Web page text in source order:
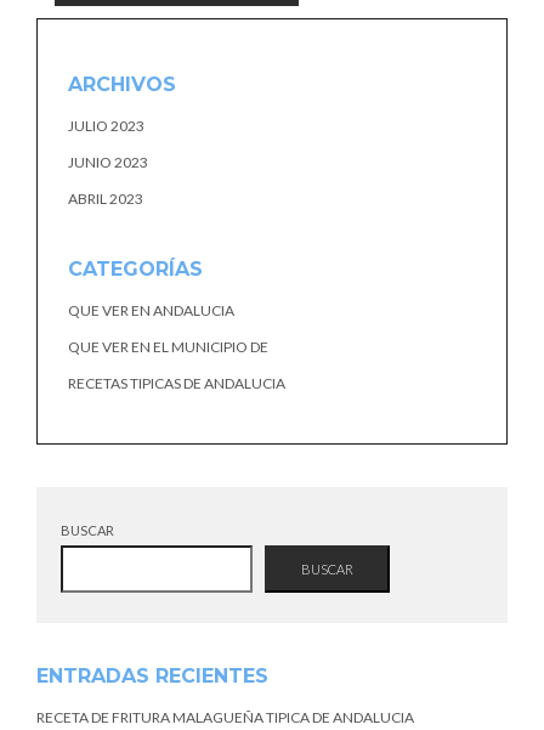
ARCHIVOS
JULIO 2023
JUNIO 2023
ABRIL 2023
CATEGORÍAS
QUE VER EN ANDALUCIA
QUE VER EN EL MUNICIPIO DE
RECETAS TIPICAS DE ANDALUCIA
BUSCAR
BUSCAR
ENTRADAS RECIENTES
RECETA DE FRITURA MALAGUEÑA TIPICA DE ANDALUCIA